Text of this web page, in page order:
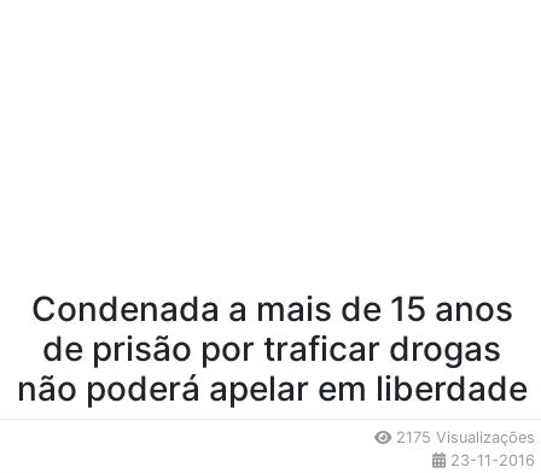
Condenada a mais de 15 anos
de prisão por traficar drogas
não poderá apelar em liberdade
2175 Visualizações
23-11-2016